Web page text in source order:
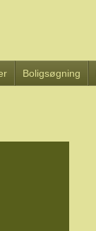
Boligsøgning